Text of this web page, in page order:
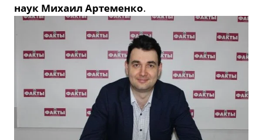
наук Михаил Артеменко.